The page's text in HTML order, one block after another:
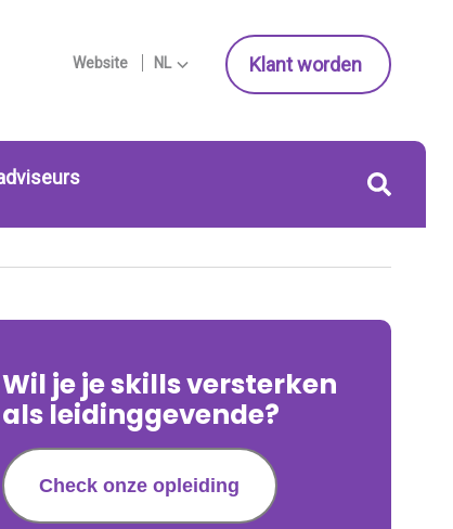
Website NL Klant worden
Wil je je skills versterken
als leidinggevende?
Check onze opleiding